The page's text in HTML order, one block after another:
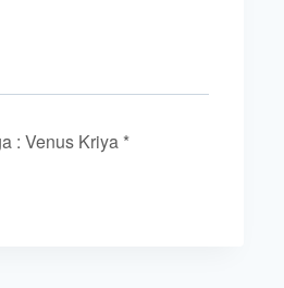
: Venus Kriya *